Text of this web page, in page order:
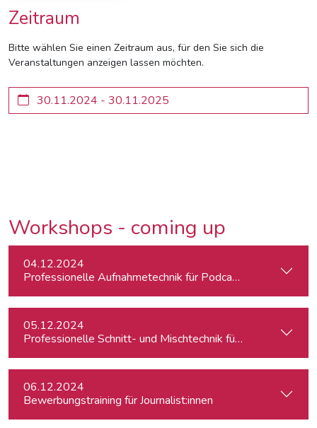
Zeitraum
Bitte wählen Sie einen Zeitraum aus, für den Sie sich die
Veranstaltungen anzeigen lassen möchten.
Workshops - coming up
04.12.2024
Professionelle Aufnahmetechnik für Podcasts
05.12.2024
Professionelle Schnitt- und Mischtechnik für Podcasts
06.12.2024
Bewerbungstraining für Journalist:innen